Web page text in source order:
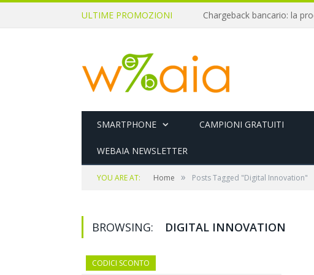
ULTIME PROMOZIONI
SMARTPHONE CAMPIONI GRATUITI
WEBAIA NEWSLETTER
YOU ARE AT: Home » Posts Tagged "Digital Innovation"
BROWSING: DIGITAL INNOVATION
CODICI SCONTO